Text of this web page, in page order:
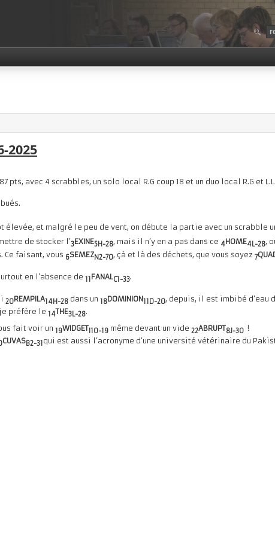
2025
pts, avec 4 scrabbles, un solo local R.G coup 18 et un duo local R.G et
et malgré le peu de vent, on débute la partie avec un scrabble
de stocker l’3EXINE5H-28, mais il n’y en a pas dans ce 4HOME4L-28,
Ce faisant, vous 6SEMEZN2-70, çà et là des déchets, que vous soyez 7
en l’absence de 11FANALC1-33.
20REMPILA14H-28 dans un 18DOMINION11D-20, depuis, il est imbibé d’eau
préfère le 14THE3L-28.
fait voir un 19WIDGETI10-19 même devant un vide 22ABRUPT8J-30 !
CUVASB2-31qui est aussi l’acronyme d’une université vétérinaire du